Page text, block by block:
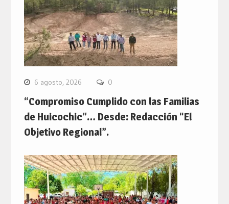
6 agosto, 2026 0
“Compromiso Cumplido con las Familias
de Huicochic”… Desde: Redacción “El
Objetivo Regional”.